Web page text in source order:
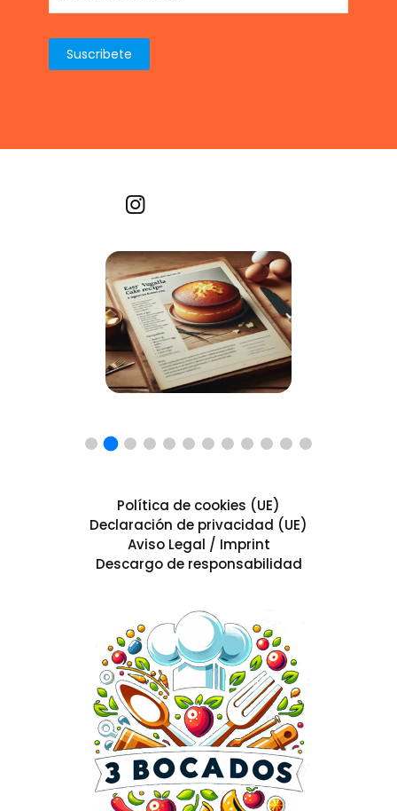
Política de cookies (UE)
Declaración de privacidad (UE)
Aviso Legal / Imprint
Descargo de responsabilidad